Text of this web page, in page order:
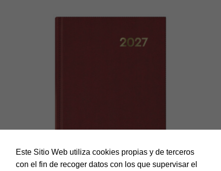
Este Sitio Web utiliza cookies propias y de terceros
con el fin de recoger datos con los que supervisar el